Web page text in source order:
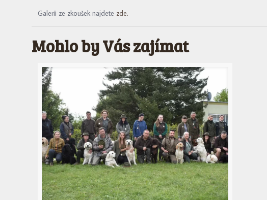
Galerii ze zkoušek najdete zde.
Mohlo by Vás zajímat